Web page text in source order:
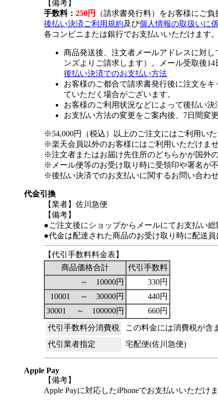
【備考】
手数料： 250円
（請求書発行料）をお客様にご負
後払い決済ご利用規約及び個人情報の取扱いに
各コンビニまたは銀行でお支払いいただけます。
商品発送後、注文者メールアドレスに対
ンズよりご請求します）。メール受取後14
後払い決済でのお支払い方法
お客様のご都合で請求書発行後に注文を
ていただく場合がございます。
お客様のご利用状況などによって後払い
お支払い方法の変更をご案内後、7日間変
※54,000円（税込）以上のご注文にはご利用いた
※楽天会員以外のお客様にはご利用いただけませ
※注文者またはお届け先住所のどちらかが国外
※メール便等のお受け取り時に受領印や署名が
※後払い決済でのお支払いに関するお問い合わ
代金引換
【業者】佐川急便
【備考】
●ご注文後にショップからメールにてお支払い総
●代金は配達された商品のお受け取り時に配送員
【代引手数料料金表】
商品価格合計
代引手数料
～ 10000円
330円
10001 ～ 30000円
440円
30001 ～ 100000円
660円
代引手数料分消費税
この料金には消費税が含
代引業者指定
宅配便(佐川急便)
Apple Pay
【備考】
Apple Payに対応したiPhoneでお支払いいただけま